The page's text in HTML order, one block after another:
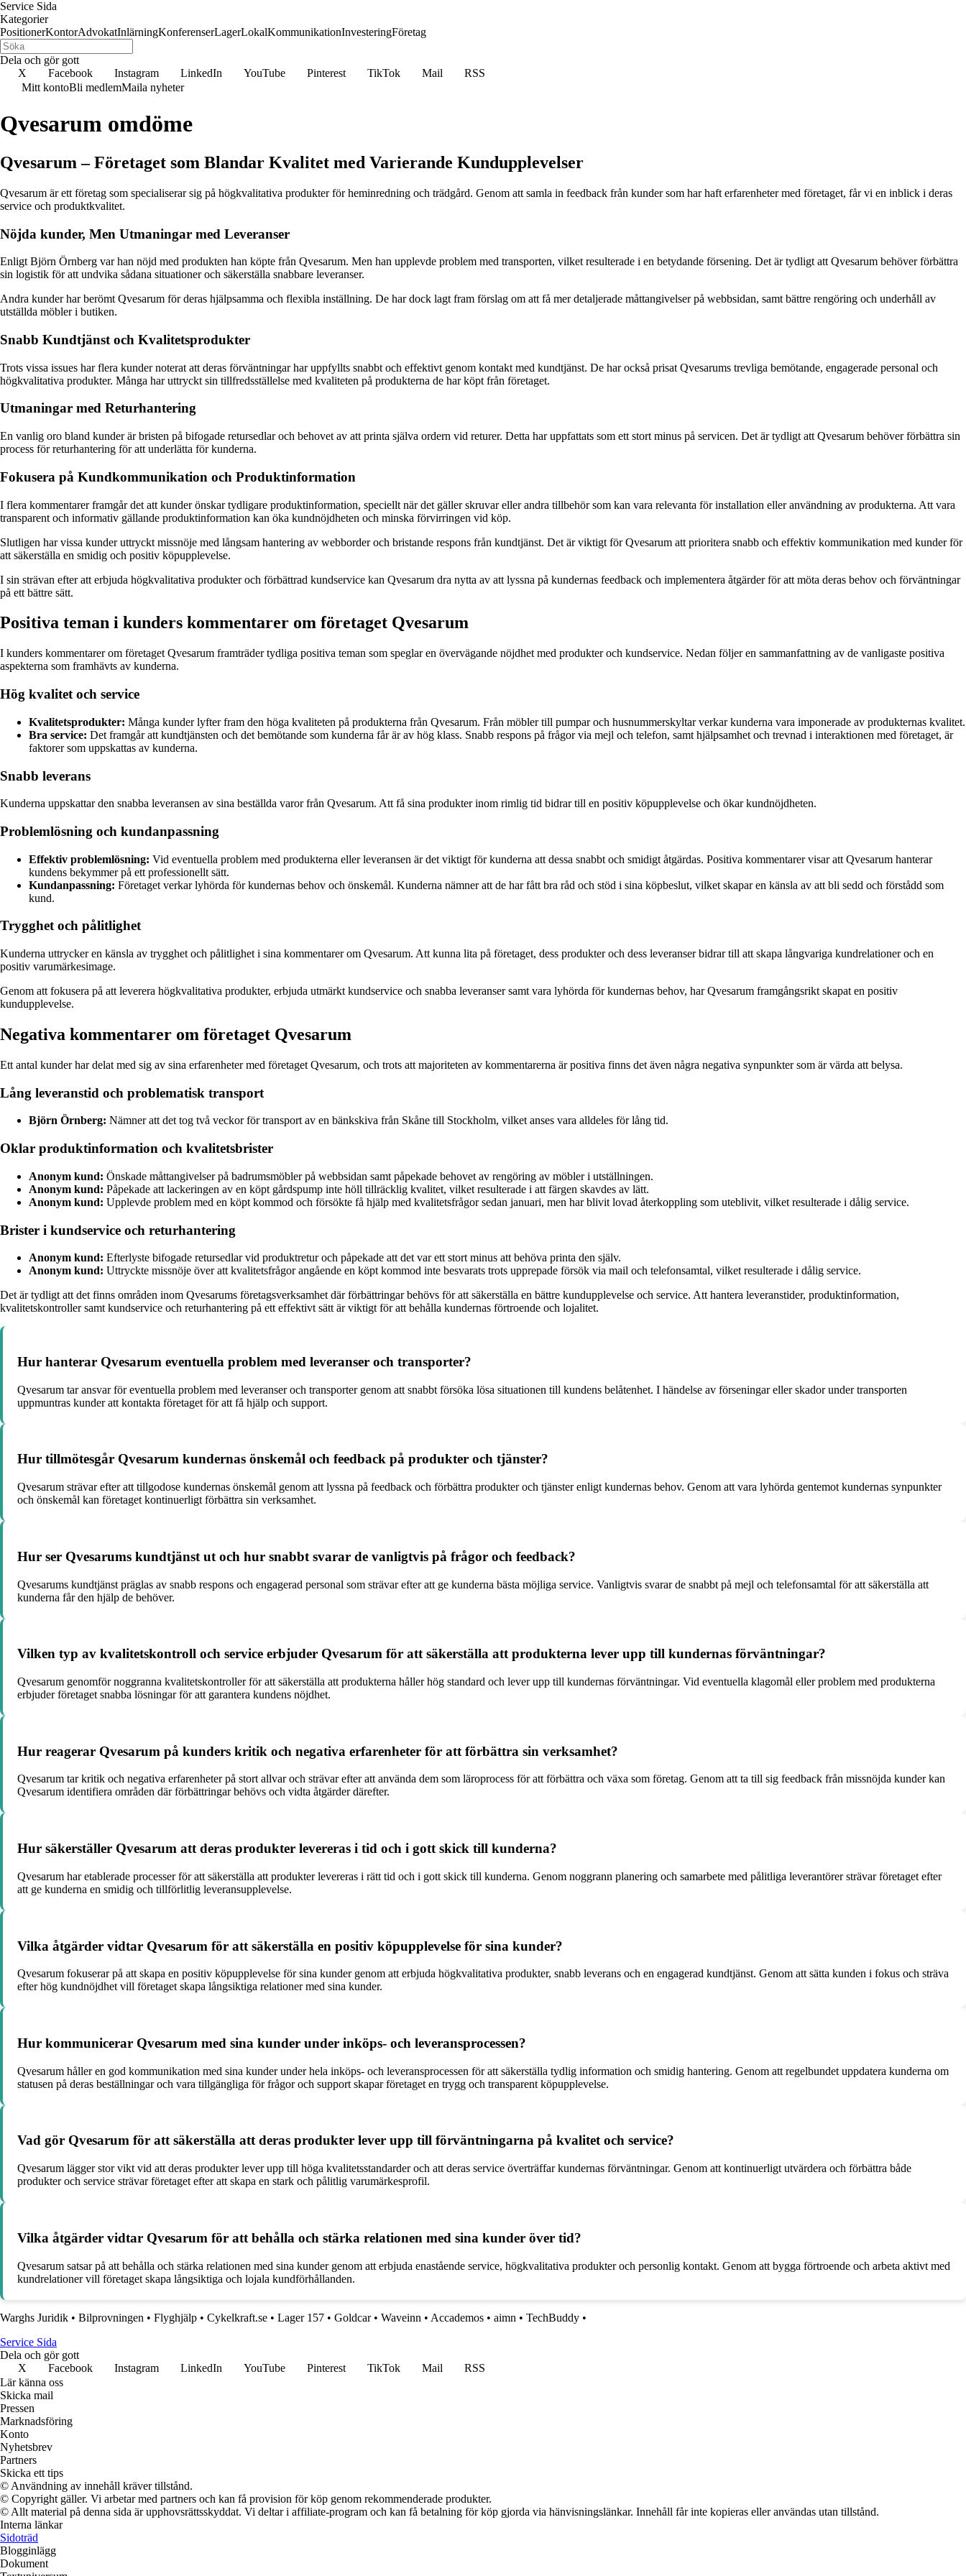
Service Sida
Kategorier
PositionerKontorAdvokatInlärningKonferenserLagerLokalKommunikationInvesteringFöretag
Dela och gör gott
X
Facebook Instagram LinkedIn YouTube Pinterest TikTok Mail
RSS
Mitt kontoBli medlemMaila nyheter
Qvesarum omdöme
Qvesarum – Företaget som Blandar Kvalitet med Varierande Kundupplevelser
Qvesarum är ett företag som specialiserar sig på högkvalitativa produkter för heminredning och trädgård. Genom att samla in feedback från kunder som har haft erfarenheter med företaget, får vi en inblick i deras
service och produktkvalitet.
Nöjda kunder, Men Utmaningar med Leveranser
Enligt Björn Örnberg var han nöjd med produkten han köpte från Qvesarum. Men han upplevde problem med transporten, vilket resulterade i en betydande försening. Det är tydligt att Qvesarum behöver förbättra
sin logistik för att undvika sådana situationer och säkerställa snabbare leveranser.
Andra kunder har berömt Qvesarum för deras hjälpsamma och flexibla inställning. De har dock lagt fram förslag om att få mer detaljerade måttangivelser på webbsidan, samt bättre rengöring och underhåll av
utställda möbler i butiken.
Snabb Kundtjänst och Kvalitetsprodukter
Trots vissa issues har flera kunder noterat att deras förväntningar har uppfyllts snabbt och effektivt genom kontakt med kundtjänst. De har också prisat Qvesarums trevliga bemötande, engagerade personal och
högkvalitativa produkter. Många har uttryckt sin tillfredsställelse med kvaliteten på produkterna de har köpt från företaget.
Utmaningar med Returhantering
En vanlig oro bland kunder är bristen på bifogade retursedlar och behovet av att printa själva ordern vid returer. Detta har uppfattats som ett stort minus på servicen. Det är tydligt att Qvesarum behöver förbättra sin
process för returhantering för att underlätta för kunderna.
Fokusera på Kundkommunikation och Produktinformation
I flera kommentarer framgår det att kunder önskar tydligare produktinformation, speciellt när det gäller skruvar eller andra tillbehör som kan vara relevanta för installation eller användning av produkterna. Att vara
transparent och informativ gällande produktinformation kan öka kundnöjdheten och minska förvirringen vid köp.
Slutligen har vissa kunder uttryckt missnöje med långsam hantering av webborder och bristande respons från kundtjänst. Det är viktigt för Qvesarum att prioritera snabb och effektiv kommunikation med kunder för
att säkerställa en smidig och positiv köpupplevelse.
I sin strävan efter att erbjuda högkvalitativa produkter och förbättrad kundservice kan Qvesarum dra nytta av att lyssna på kundernas feedback och implementera åtgärder för att möta deras behov och förväntningar
på ett bättre sätt.
Positiva teman i kunders kommentarer om företaget Qvesarum
I kunders kommentarer om företaget Qvesarum framträder tydliga positiva teman som speglar en övervägande nöjdhet med produkter och kundservice. Nedan följer en sammanfattning av de vanligaste positiva
aspekterna som framhävts av kunderna.
Hög kvalitet och service
Kvalitetsprodukter: Många kunder lyfter fram den höga kvaliteten på produkterna från Qvesarum. Från möbler till pumpar och husnummerskyltar verkar kunderna vara imponerade av produkternas kvalitet.
Bra service: Det framgår att kundtjänsten och det bemötande som kunderna får är av hög klass. Snabb respons på frågor via mejl och telefon, samt hjälpsamhet och trevnad i interaktionen med företaget, är
faktorer som uppskattas av kunderna.
Snabb leverans
Kunderna uppskattar den snabba leveransen av sina beställda varor från Qvesarum. Att få sina produkter inom rimlig tid bidrar till en positiv köpupplevelse och ökar kundnöjdheten.
Problemlösning och kundanpassning
Effektiv problemlösning: Vid eventuella problem med produkterna eller leveransen är det viktigt för kunderna att dessa snabbt och smidigt åtgärdas. Positiva kommentarer visar att Qvesarum hanterar
kundens bekymmer på ett professionellt sätt.
Kundanpassning: Företaget verkar lyhörda för kundernas behov och önskemål. Kunderna nämner att de har fått bra råd och stöd i sina köpbeslut, vilket skapar en känsla av att bli sedd och förstådd som
kund.
Trygghet och pålitlighet
Kunderna uttrycker en känsla av trygghet och pålitlighet i sina kommentarer om Qvesarum. Att kunna lita på företaget, dess produkter och dess leveranser bidrar till att skapa långvariga kundrelationer och en
positiv varumärkesimage.
Genom att fokusera på att leverera högkvalitativa produkter, erbjuda utmärkt kundservice och snabba leveranser samt vara lyhörda för kundernas behov, har Qvesarum framgångsrikt skapat en positiv
kundupplevelse.
Negativa kommentarer om företaget Qvesarum
Ett antal kunder har delat med sig av sina erfarenheter med företaget Qvesarum, och trots att majoriteten av kommentarerna är positiva finns det även några negativa synpunkter som är värda att belysa.
Lång leveranstid och problematisk transport
Björn Örnberg: Nämner att det tog två veckor för transport av en bänkskiva från Skåne till Stockholm, vilket anses vara alldeles för lång tid.
Oklar produktinformation och kvalitetsbrister
Anonym kund: Önskade måttangivelser på badrumsmöbler på webbsidan samt påpekade behovet av rengöring av möbler i utställningen.
Anonym kund: Påpekade att lackeringen av en köpt gårdspump inte höll tillräcklig kvalitet, vilket resulterade i att färgen skavdes av lätt.
Anonym kund: Upplevde problem med en köpt kommod och försökte få hjälp med kvalitetsfrågor sedan januari, men har blivit lovad återkoppling som uteblivit, vilket resulterade i dålig service.
Brister i kundservice och returhantering
Anonym kund: Efterlyste bifogade retursedlar vid produktretur och påpekade att det var ett stort minus att behöva printa den själv.
Anonym kund: Uttryckte missnöje över att kvalitetsfrågor angående en köpt kommod inte besvarats trots upprepade försök via mail och telefonsamtal, vilket resulterade i dålig service.
Det är tydligt att det finns områden inom Qvesarums företagsverksamhet där förbättringar behövs för att säkerställa en bättre kundupplevelse och service. Att hantera leveranstider, produktinformation,
kvalitetskontroller samt kundservice och returhantering på ett effektivt sätt är viktigt för att behålla kundernas förtroende och lojalitet.
Hur hanterar Qvesarum eventuella problem med leveranser och transporter?
Qvesarum tar ansvar för eventuella problem med leveranser och transporter genom att snabbt försöka lösa situationen till kundens belåtenhet. I händelse av förseningar eller skador under transporten
uppmuntras kunder att kontakta företaget för att få hjälp och support.
Hur tillmötesgår Qvesarum kundernas önskemål och feedback på produkter och tjänster?
Qvesarum strävar efter att tillgodose kundernas önskemål genom att lyssna på feedback och förbättra produkter och tjänster enligt kundernas behov. Genom att vara lyhörda gentemot kundernas synpunkter
och önskemål kan företaget kontinuerligt förbättra sin verksamhet.
Hur ser Qvesarums kundtjänst ut och hur snabbt svarar de vanligtvis på frågor och feedback?
Qvesarums kundtjänst präglas av snabb respons och engagerad personal som strävar efter att ge kunderna bästa möjliga service. Vanligtvis svarar de snabbt på mejl och telefonsamtal för att säkerställa att
kunderna får den hjälp de behöver.
Vilken typ av kvalitetskontroll och service erbjuder Qvesarum för att säkerställa att produkterna lever upp till kundernas förväntningar?
Qvesarum genomför noggranna kvalitetskontroller för att säkerställa att produkterna håller hög standard och lever upp till kundernas förväntningar. Vid eventuella klagomål eller problem med produkterna
erbjuder företaget snabba lösningar för att garantera kundens nöjdhet.
Hur reagerar Qvesarum på kunders kritik och negativa erfarenheter för att förbättra sin verksamhet?
Qvesarum tar kritik och negativa erfarenheter på stort allvar och strävar efter att använda dem som läroprocess för att förbättra och växa som företag. Genom att ta till sig feedback från missnöjda kunder kan
Qvesarum identifiera områden där förbättringar behövs och vidta åtgärder därefter.
Hur säkerställer Qvesarum att deras produkter levereras i tid och i gott skick till kunderna?
Qvesarum har etablerade processer för att säkerställa att produkter levereras i rätt tid och i gott skick till kunderna. Genom noggrann planering och samarbete med pålitliga leverantörer strävar företaget efter
att ge kunderna en smidig och tillförlitlig leveransupplevelse.
Vilka åtgärder vidtar Qvesarum för att säkerställa en positiv köpupplevelse för sina kunder?
Qvesarum fokuserar på att skapa en positiv köpupplevelse för sina kunder genom att erbjuda högkvalitativa produkter, snabb leverans och en engagerad kundtjänst. Genom att sätta kunden i fokus och sträva
efter hög kundnöjdhet vill företaget skapa långsiktiga relationer med sina kunder.
Hur kommunicerar Qvesarum med sina kunder under inköps- och leveransprocessen?
Qvesarum håller en god kommunikation med sina kunder under hela inköps- och leveransprocessen för att säkerställa tydlig information och smidig hantering. Genom att regelbundet uppdatera kunderna om
statusen på deras beställningar och vara tillgängliga för frågor och support skapar företaget en trygg och transparent köpupplevelse.
Vad gör Qvesarum för att säkerställa att deras produkter lever upp till förväntningarna på kvalitet och service?
Qvesarum lägger stor vikt vid att deras produkter lever upp till höga kvalitetsstandarder och att deras service överträffar kundernas förväntningar. Genom att kontinuerligt utvärdera och förbättra både
produkter och service strävar företaget efter att skapa en stark och pålitlig varumärkesprofil.
Vilka åtgärder vidtar Qvesarum för att behålla och stärka relationen med sina kunder över tid?
Qvesarum satsar på att behålla och stärka relationen med sina kunder genom att erbjuda enastående service, högkvalitativa produkter och personlig kontakt. Genom att bygga förtroende och arbeta aktivt med
kundrelationer vill företaget skapa långsiktiga och lojala kundförhållanden.
Warghs Juridik • Bilprovningen • Flyghjälp • Cykelkraft.se • Lager 157 • Goldcar• Waveinn • Accademos • aimn • TechBuddy •
Service Sida
Dela och gör gott
X
Facebook Instagram LinkedIn YouTube Pinterest TikTok Mail
RSS
Lär känna oss
Skicka mail
Pressen
Marknadsföring
Konto
Nyhetsbrev
Partners
Skicka ett tips
© Användning av innehåll kräver tillstånd.
© Copyright gäller. Vi arbetar med partners och kan få provision för köp genom rekommenderade produkter.
© Allt material på denna sida är upphovsrättsskyddat. Vi deltar i affiliate-program och kan få betalning för köp gjorda via hänvisningslänkar. Innehåll får inte kopieras eller användas utan tillstånd.
Interna länkar
Sidoträd
Blogginlägg
Dokument